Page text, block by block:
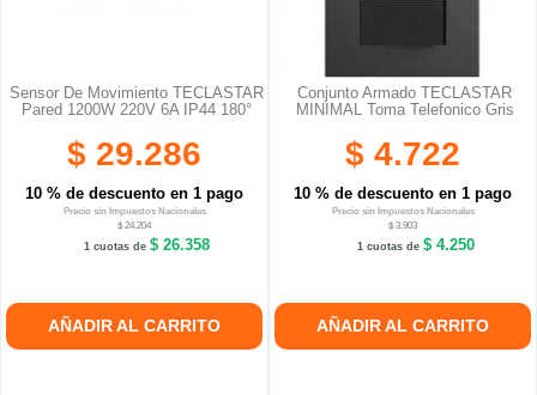
Sensor De Movimiento TECLASTAR
Pared 1200W 220V 6A IP44 180°
$ 29.286
10 % de descuento en 1 pago
Precio sin Impuestos Nacionales
$ 24.204
1 cuotas de$ 26.358
AÑADIR AL CARRITO
Conjunto Armado TECLASTAR
MINIMAL Toma Telefonico Gris
$ 4.722
10 % de descuento en 1 pago
Precio sin Impuestos Nacionales
$ 3.903
1 cuotas de $ 4.250
AÑADIR AL CARRITO